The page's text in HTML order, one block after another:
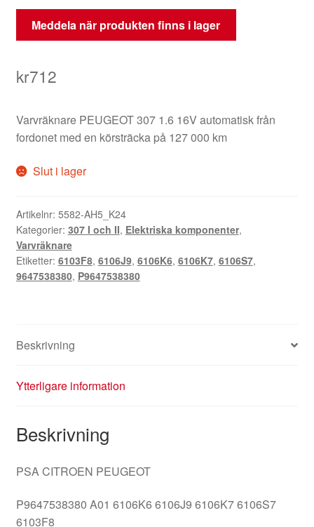
Meddela när produkten finns i lager
kr712
Varvräknare PEUGEOT 307 1.6 16V automatisk från
fordonet med en körsträcka på 127 000 km
Slut i lager
Artikelnr: 5582-AH5_K24
Kategorier: 307 I och II, Elektriska komponenter,
Varvräknare
Etiketter: 6103F8, 6106J9, 6106K6, 6106K7, 6106S7,
9647538380, P9647538380
Beskrivning
Ytterligare information
Beskrivning
PSA CITROEN PEUGEOT
P9647538380 A01 6106K6 6106J9 6106K7 6106S7
6103F8